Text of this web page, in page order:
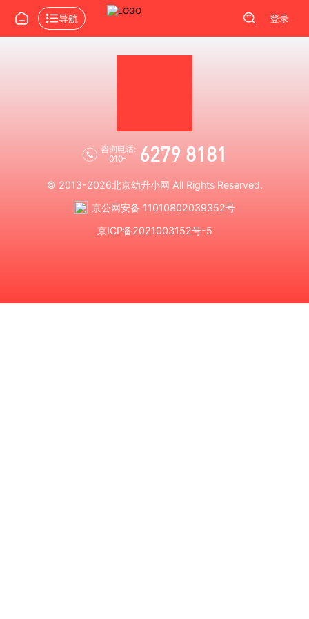
导航 登录
咨询电话:
010-
6279 8181
© 2013-2026北京幼升小网 All Rights Reserved.
京公网安备 11010802039352号
京ICP备2021003152号-5